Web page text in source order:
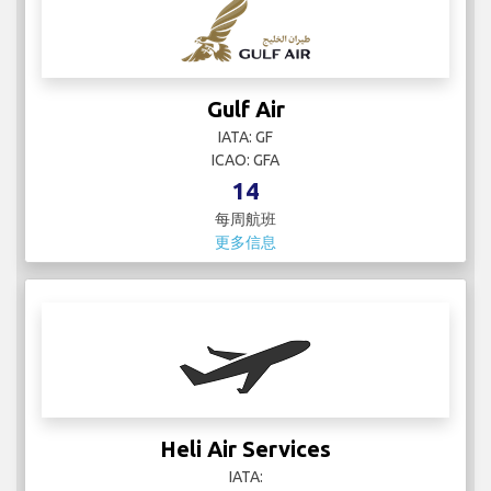
Gulf Air
IATA: GF
ICAO: GFA
14
每周航班
更多信息
Heli Air Services
IATA: